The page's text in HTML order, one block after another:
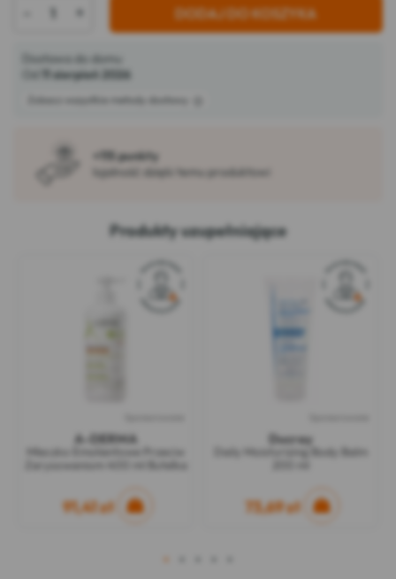
+ DODAJ DO KOSZYKA
Dostawa do domu
Od
11 sierpień 2026
Zobacz wszystkie metody dostawy
+115 punkty
lojalność dzięki temu produktowi
Produkty uzupełniające
A-DERMA
Mleczko Emolientowe Przeciw
91,41 zł
Ducray
Daily Moisturizing Body Balm
73,69 zł
1